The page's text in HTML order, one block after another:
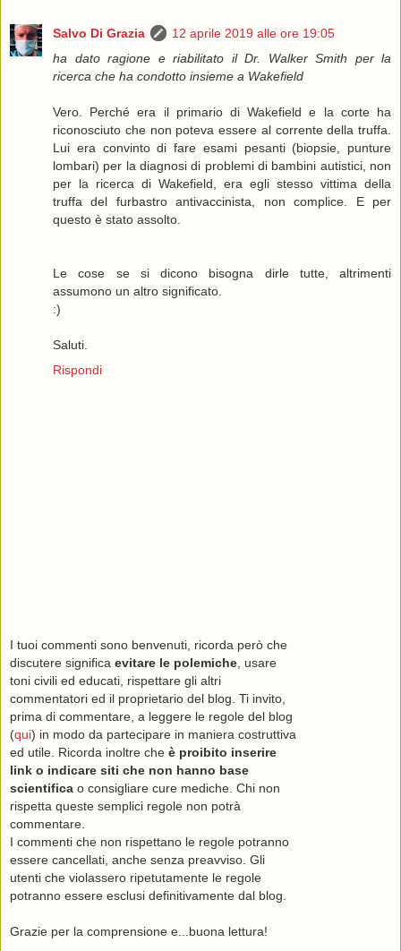
Salvo Di Grazia
12 aprile 2019 alle ore 19:05
ha dato ragione e riabilitato il Dr. Walker Smith per la
ricerca che ha condotto insieme a Wakefield
Vero. Perché era il primario di Wakefield e la corte ha
riconosciuto che non poteva essere al corrente della truffa.
Lui era convinto di fare esami pesanti (biopsie, punture
lombari) per la diagnosi di problemi di bambini autistici, non
per la ricerca di Wakefield, era egli stesso vittima della
truffa del furbastro antivaccinista, non complice. E per
questo è stato assolto.
Le cose se si dicono bisogna dirle tutte, altrimenti
assumono un altro significato.
:)
Saluti.
Rispondi
I tuoi commenti sono benvenuti, ricorda però che
discutere significa evitare le polemiche , usare
toni civili ed educati, rispettare gli altri
commentatori ed il proprietario del blog. Ti invito,
prima di commentare, a leggere le regole del blog
(qui) in modo da partecipare in maniera costruttiva
ed utile. Ricorda inoltre che è proibito inserire
link o indicare siti che non hanno base
scientifica o consigliare cure mediche. Chi non
rispetta queste semplici regole non potrà
commentare.
I commenti che non rispettano le regole potranno
essere cancellati, anche senza preavviso. Gli
utenti che violassero ripetutamente le regole
potranno essere esclusi definitivamente dal blog.
Grazie per la comprensione e...buona lettura!